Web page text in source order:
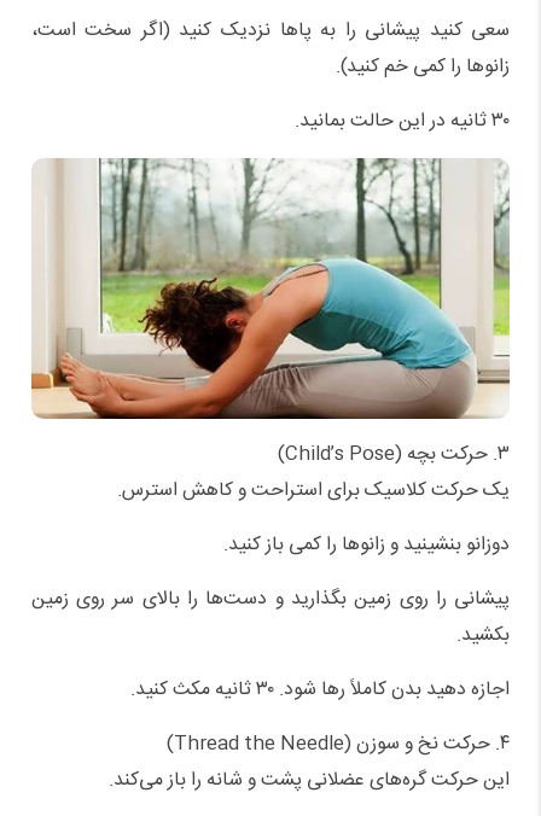
سعی کنید پیشانی را به پاها نزدیک کنید (اگر سخت است،
زانوها را کمی خم کنید).
۳۰ ثانیه در این حالت بمانید.
۳. حرکت بچه (Child’s Pose)
یک حرکت کلاسیک برای استراحت و کاهش استرس.
دوزانو بنشینید و زانوها را کمی باز کنید.
پیشانی را روی زمین بگذارید و دست‌ها را بالای سر روی زمین
بکشید.
اجازه دهید بدن کاملاً رها شود. ۳۰ ثانیه مکث کنید.
۴. حرکت نخ و سوزن (Thread the Needle)
این حرکت گره‌های عضلانی پشت و شانه را باز می‌کند.